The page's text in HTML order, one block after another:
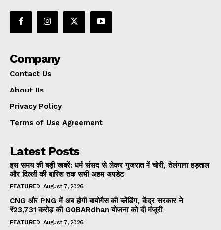
Company
Contact Us
About Us
Privacy Policy
Terms of Use Agreement
Latest Posts
इस समय की बड़ी खबरें: धर्म संसद से लेकर गुजरात में चोरी, तेलंगाना हड़ताल
और दिल्ली की बारिश तक सभी अहम अपडेट
FEATURED August 7, 2026
CNG और PNG में अब होगी बायोगैस की ब्लेंडिंग, केंद्र सरकार ने
₹23,731 करोड़ की GOBARdhan योजना को दी मंजूरी
FEATURED August 7, 2026